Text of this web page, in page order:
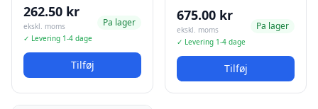
262.50 kr
ekskl. moms
✓ Levering 1-4 dage
Pa lager
Tilføj
675.00 kr
ekskl. moms
✓ Levering 1-4 dage
Pa lager
Tilføj